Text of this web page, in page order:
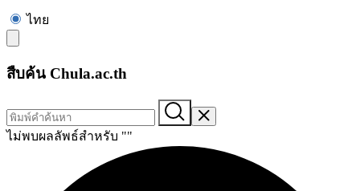
ไทย
สืบค้น Chula.ac.th
ไม่พบผลลัพธ์สำหรับ ""